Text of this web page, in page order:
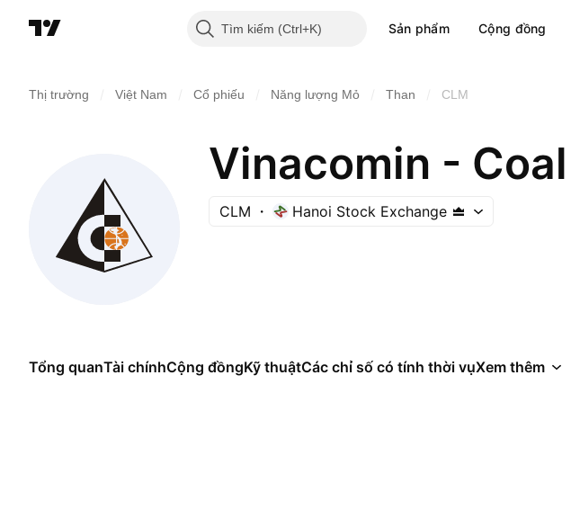
Tìm kiếm Sản phẩm Cộng đồng
Thị trường Việt Nam Cổ phiếu Năng lượng Mỏ Than CLM
CLM Hanoi Stock Exchange
Tổng quanTài chínhCộng đồngKỹ thuậtCác chỉ số có tính thời vụXem thêm